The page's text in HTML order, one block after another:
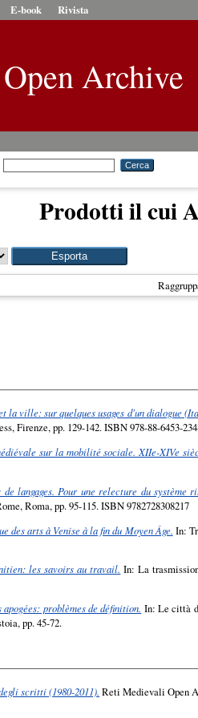
E-book Rivista
Open Archive
Prodotti il cui
la ville: sur quelques usages d'un dialogue
Firenze, pp. 129-142. ISBN 978-88-6453-
sur la mobilité sociale. XIIe-XIVe
de langages. Pour une relecture du
Roma, pp. 95-115. ISBN 9782728308217
des arts à Venise à la fin du Moyen Âge. In:
les savoirs au travail. In: La
apogées: problèmes de définition. In: Le città
pp. 45-72.
scritti (1980-2011). Reti Medievali Open